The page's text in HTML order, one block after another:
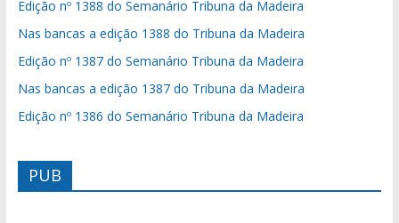
Edição nº 1388 do Semanário Tribuna da Madeira
Nas bancas a edição 1388 do Tribuna da Madeira
Edição nº 1387 do Semanário Tribuna da Madeira
Nas bancas a edição 1387 do Tribuna da Madeira
Edição nº 1386 do Semanário Tribuna da Madeira
PUB